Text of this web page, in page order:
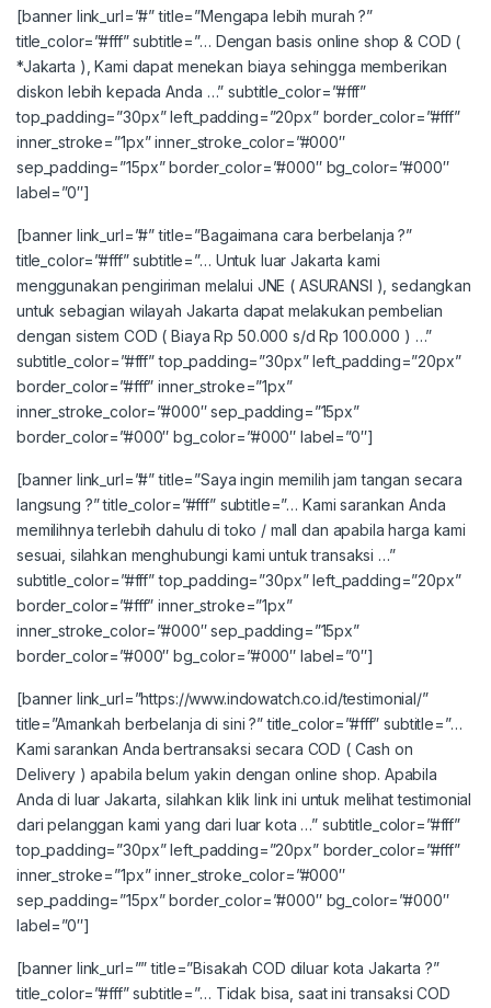
[banner link_url=”#” title=”Mengapa lebih murah ?”
title_color=”#fff” subtitle=”… Dengan basis online shop & COD (
*Jakarta ), Kami dapat menekan biaya sehingga memberikan
diskon lebih kepada Anda …” subtitle_color=”#fff”
top_padding=”30px” left_padding=”20px” border_color=”#fff”
inner_stroke=”1px” inner_stroke_color=”#000″
sep_padding=”15px” border_color=”#000″ bg_color=”#000″
label=”0″]
[banner link_url=”#” title=”Bagaimana cara berbelanja ?”
title_color=”#fff” subtitle=”… Untuk luar Jakarta kami
menggunakan pengiriman melalui JNE ( ASURANSI ), sedangkan
untuk sebagian wilayah Jakarta dapat melakukan pembelian
dengan sistem COD ( Biaya Rp 50.000 s/d Rp 100.000 ) …”
subtitle_color=”#fff” top_padding=”30px” left_padding=”20px”
border_color=”#fff” inner_stroke=”1px”
inner_stroke_color=”#000″ sep_padding=”15px”
border_color=”#000″ bg_color=”#000″ label=”0″]
[banner link_url=”#” title=”Saya ingin memilih jam tangan secara
langsung ?” title_color=”#fff” subtitle=”… Kami sarankan Anda
memilihnya terlebih dahulu di toko / mall dan apabila harga kami
sesuai, silahkan menghubungi kami untuk transaksi …”
subtitle_color=”#fff” top_padding=”30px” left_padding=”20px”
border_color=”#fff” inner_stroke=”1px”
inner_stroke_color=”#000″ sep_padding=”15px”
border_color=”#000″ bg_color=”#000″ label=”0″]
[banner link_url=”https://www.indowatch.co.id/testimonial/”
title=”Amankah berbelanja di sini ?” title_color=”#fff” subtitle=”…
Kami sarankan Anda bertransaksi secara COD ( Cash on
Delivery ) apabila belum yakin dengan online shop. Apabila
Anda di luar Jakarta, silahkan klik link ini untuk melihat testimonial
dari pelanggan kami yang dari luar kota …” subtitle_color=”#fff”
top_padding=”30px” left_padding=”20px” border_color=”#fff”
inner_stroke=”1px” inner_stroke_color=”#000″
sep_padding=”15px” border_color=”#000″ bg_color=”#000″
label=”0″]
[banner link_url=”” title=”Bisakah COD diluar kota Jakarta ?”
title_color=”#fff” subtitle=”… Tidak bisa, saat ini transaksi COD